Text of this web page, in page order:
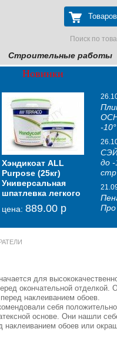
Строительные работы
Клей для
Гранит
Т-14
кг.(по
кипичу)
цена:1
Новинки
Хэндикоат ALL
Purpose (25кг)
Универсальная
шпатлевка легкого
цена: 889.00 р
цена:
-10°
до
стр
Про
для
окончательной отделкой.
наклеиванием обоев.
себя
основе. Они нашли
наклеиванием обоев или